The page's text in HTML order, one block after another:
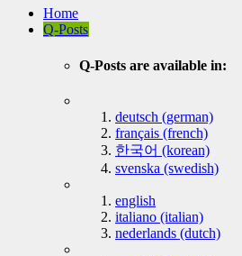
Home
Q-Posts
Q-Posts are available in:
deutsch (german)
français (french)
한국어 (korean)
svenska (swedish)
english
italiano (italian)
nederlands (dutch)